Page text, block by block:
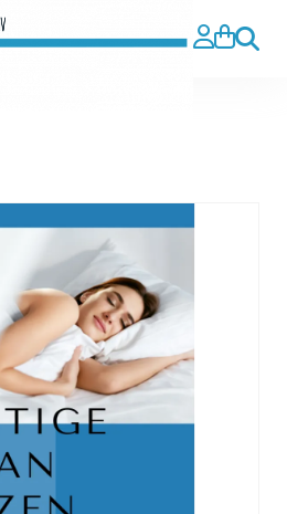
Zoeken